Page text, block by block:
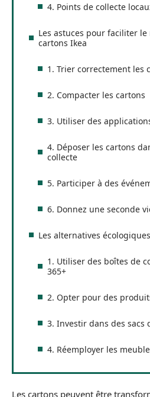
4. Points de collecte
Les astuces pour faciliter le
cartons Ikea
1. Trier correctement les
2. Compacter les cartons
3. Utiliser des
4. Déposer les cartons
collecte
5. Participer à des
6. Donnez une seconde
Les alternatives
1. Utiliser des boîtes de
365+
2. Opter pour des
3. Investir dans des
4. Réemployer les
Les cartons peuvent être